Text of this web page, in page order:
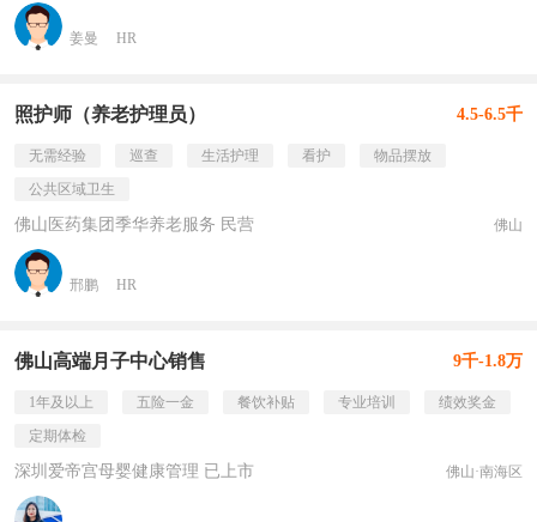
姜曼 HR
照护师（养老护理员） 4.5-6.5千
无需经验 巡查 生活护理 看护
物品摆放
公共区域卫生
佛山医药集团季华养老服务 民营 佛山
邢鹏 HR
佛山高端月子中心销售 9千-1.8万
1年及以上 五险一金 餐饮补贴 专业培训
绩效奖金
定期体检
深圳爱帝宫母婴健康管理 已上市 佛山·南海区